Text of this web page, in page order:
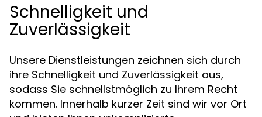
Schnelligkeit und
Zuverlässigkeit
Unsere Dienstleistungen zeichnen sich durch
ihre Schnelligkeit und Zuverlässigkeit aus,
sodass Sie schnellstmöglich zu Ihrem Recht
kommen. Innerhalb kurzer Zeit sind wir vor Ort